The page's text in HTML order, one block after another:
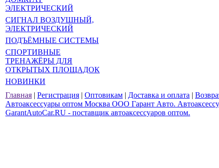
ЭЛЕКТРИЧЕСКИЙ
СИГНАЛ ВОЗДУШНЫЙ,
ЭЛЕКТРИЧЕСКИЙ
ПОДЪЁМНЫЕ СИСТЕМЫ
СПОРТИВНЫЕ
ТРЕНАЖЁРЫ ДЛЯ
ОТКРЫТЫХ ПЛОЩАДОК
НОВИНКИ
Главная | Регистрация | Оптовикам | Доставка и оплата |
Автоаксессуары оптом Москва ООО Гарант Авто.
GarantAutoCar.RU - поставщик автоаксессуаров оптом.